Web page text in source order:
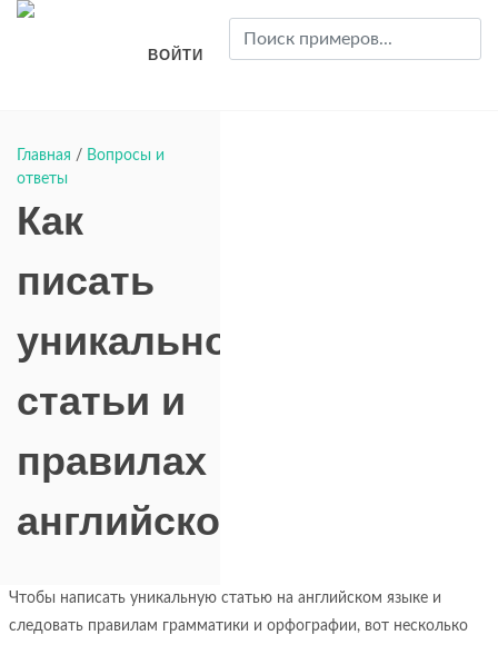
ВОЙТИ
Главная / Вопросы и
ответы
Как
писать
уникально
статьи и
правилах
английского?
Чтобы написать уникальную статью на английском языке и
следовать правилам грамматики и орфографии, вот несколько